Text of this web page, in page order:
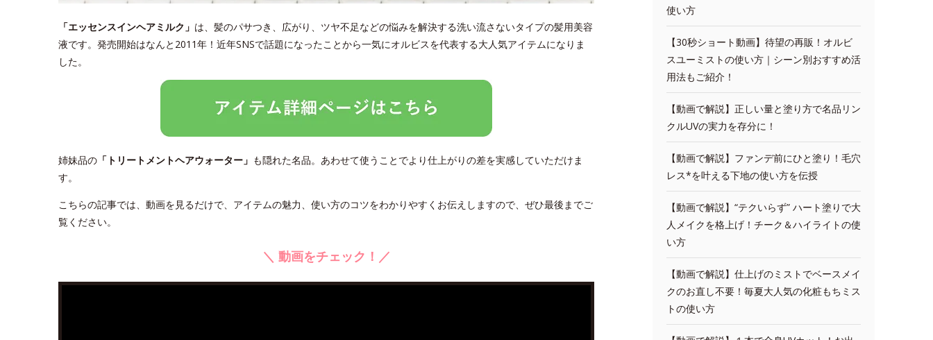
「エッセンスインヘアミルク」 は、髪のパサつき、広がり、ツヤ不足などの悩みを解決する洗い流さないタイプの髪用美容
液です。発売開始はなんと2011年！近年SNSで話題になったことから一気にオルビスを代表する大人気アイテムになりま
した。
姉妹品の 「トリートメントヘアウォーター」 も隠れた名品。あわせて使うことでより仕上がりの差を実感していただけま
す。
こちらの記事では、動画を見るだけで、アイテムの魅力、使い方のコツをわかりやすくお伝えしますので、ぜひ最後までご
覧ください。
＼ 動画をチェック！／
使い方
【30秒ショート動画】待望の再販！オルビ
スユーミストの使い方｜シーン別おすすめ活
用法もご紹介！
【動画で解説】正しい量と塗り方で名品リン
クルUVの実力を存分に！
【動画で解説】ファンデ前にひと塗り！毛穴
レス*を叶える下地の使い方を伝授
【動画で解説】“テクいらず” ハート塗りで大
人メイクを格上げ！チーク＆ハイライトの使
い方
【動画で解説】仕上げのミストでベースメイ
クのお直し不要！毎夏大人気の化粧もちミス
トの使い方